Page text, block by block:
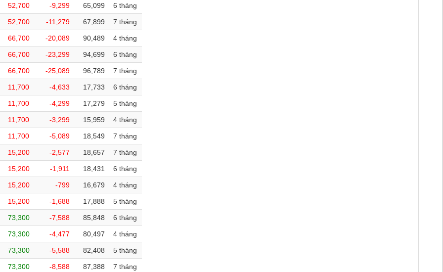
52,700 -9,299 65,099 6 tháng
52,700 -11,279 67,899 7 tháng
66,700 -20,089 90,489 4 tháng
66,700 -23,299 94,699 6 tháng
66,700 -25,089 96,789 7 tháng
11,700 -4,633 17,733 6 tháng
11,700 -4,299 17,279 5 tháng
11,700 -3,299 15,959 4 tháng
11,700 -5,089 18,549 7 tháng
15,200 -2,577 18,657 7 tháng
15,200 -1,911 18,431 6 tháng
15,200 -799 16,679 4 tháng
15,200 -1,688 17,888 5 tháng
73,300 -7,588 85,848 6 tháng
73,300 -4,477 80,497 4 tháng
73,300 -5,588 82,408 5 tháng
73,300 -8,588 87,388 7 tháng